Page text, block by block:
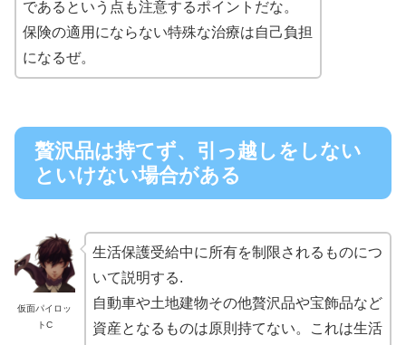
であるという点も注意するポイントだな。
保険の適用にならない特殊な治療は自己負担
になるぜ。
贅沢品は持てず、引っ越しをしない
といけない場合がある
仮面パイロッ
トC
生活保護受給中に所有を制限されるものにつ
いて説明する.
自動車や土地建物その他贅沢品や宝飾品など
資産となるものは原則持てない。これは生活